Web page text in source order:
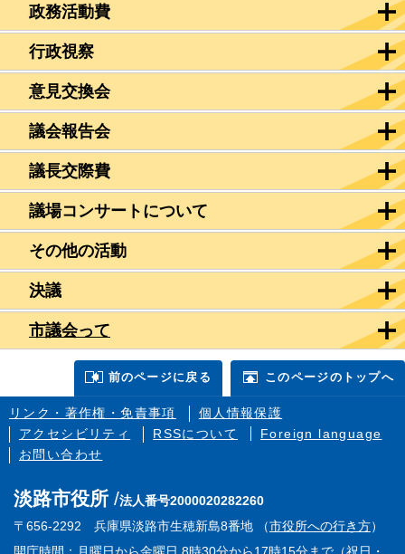
政務活動費
行政視察
意見交換会
議会報告会
議長交際費
議場コンサートについて
その他の活動
決議
市議会って
前のページに戻る このページのトップへ
リンク・著作権・免責事項
個人情報保護
アクセシビリティ
RSSについて
Foreign language
お問い合わせ
淡路市役所
法人番号2000020282260
〒656-2292 兵庫県淡路市生穂新島8番地 （市役所への行き方）